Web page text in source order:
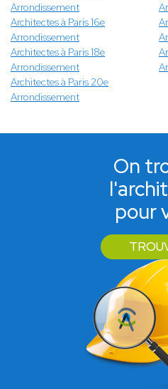
Arrondissement
Architectes à Paris 16e
Arrondissement
Architectes à Paris 18e
Arrondissement
Architectes à Paris 20e
Arrondissement
On
pour